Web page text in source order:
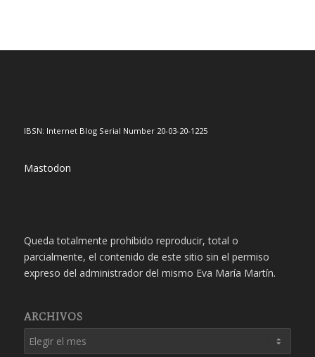
IBSN: Internet Blog Serial Number 20-03-20-1225
Mastodon
Queda totalmente prohibido reproducir, total o
parcialmente, el contenido de este sitio sin el permiso
expreso del administrador del mismo Eva María Martín.
ARCHIVOS